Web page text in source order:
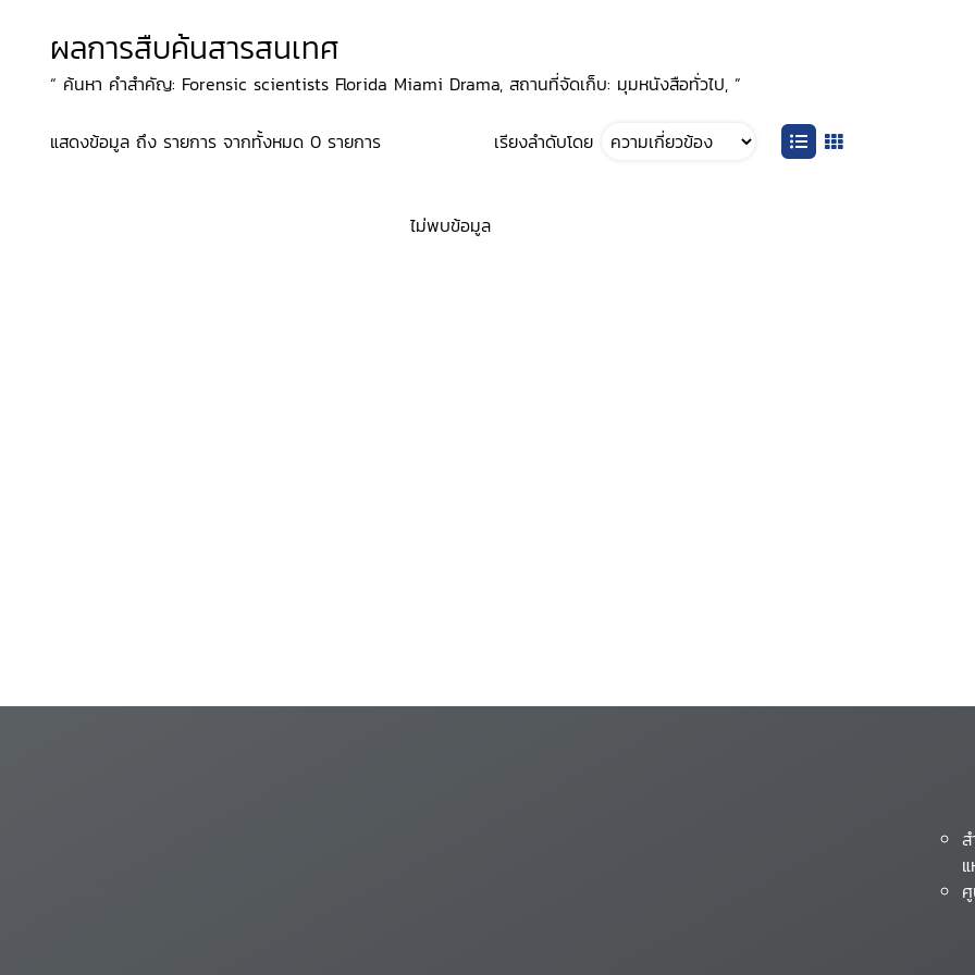
ผลการสืบค้นสารสนเทศ
“ ค้นหา คำสำคัญ: Forensic scientists Florida Miami Drama, สถานที่จัดเก็บ: มุมหนังสือทั่วไป, ”
แสดงข้อมูล ถึง รายการ จากทั้งหมด 0 รายการ เรียงลำดับโดย
ไม่พบข้อมูล